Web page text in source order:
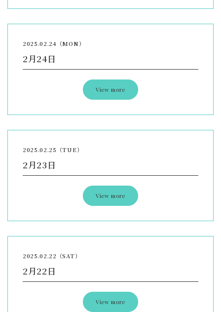
2025.02.24（MON）
2月24日
View more
2025.02.25（TUE）
2月23日
View more
2025.02.22（SAT）
2月22日
View more